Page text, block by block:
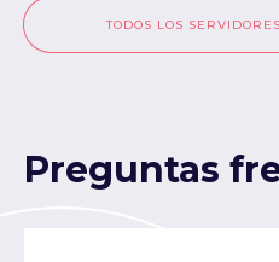
TODOS LOS
Preguntas